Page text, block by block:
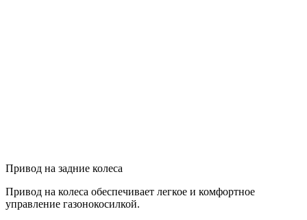
Привод на задние колеса
Привод на колеса обеспечивает легкое и комфортное
управление газонокосилкой.